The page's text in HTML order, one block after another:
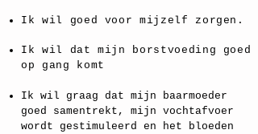
Ik wil goed voor mijzelf zorgen.
Ik wil dat mijn borstvoeding goed
op gang komt
Ik wil graag dat mijn baarmoeder
goed samentrekt, mijn vochtafvoer
wordt gestimuleerd en het bloeden